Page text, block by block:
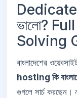
ভালো?
Solving
বাংলাদেশের
hosting কি
গুগলে সার্চ